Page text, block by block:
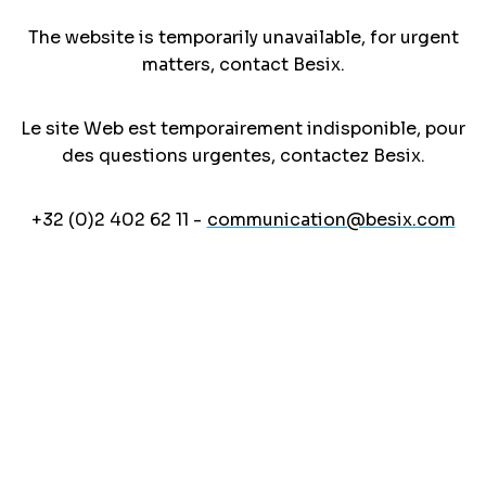
The website is temporarily unavailable, for urgent
matters, contact Besix.
Le site Web est temporairement indisponible, pour
des questions urgentes, contactez Besix.
+32 (0)2 402 62 11 - communication@besix.com